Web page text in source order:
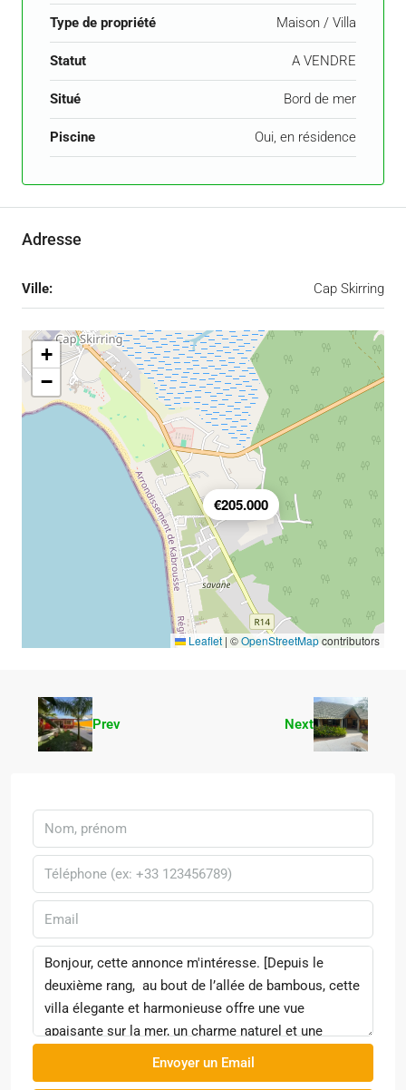
Type de propriété Maison / Villa
Statut A VENDRE
Situé Bord de mer
Piscine Oui, en résidence
Adresse
Ville: Cap Skirring
€205.000
+
−
Leaflet | ©OpenStreetMapcontributors
Prev Next
Envoyer un Email